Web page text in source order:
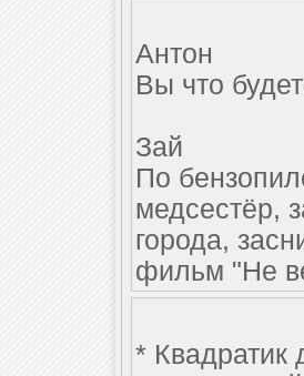
Антон
Вы что
Зай
По
медсестёр,
города,
фильм "Не
* Квадратик